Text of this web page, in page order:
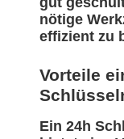
nötige
effizient zu
Vorteile
Ein 24h